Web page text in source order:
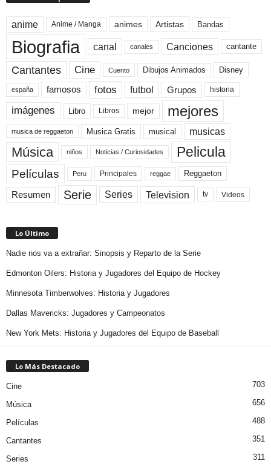
anime Anime / Manga animes Artistas Bandas
Biografia canal canales Canciones cantante
Cantantes Cine Cuento Dibujos Animados Disney
españa famosos fotos futbol Grupos historia
imágenes Libro Libros mejor mejores
musica de reggaeton Musica Gratis musical musicas
Música niños Noticias / Curiosidades Pelicula
Películas Peru Principales reggae Reggaeton
Resumen Serie Series Television tv Videos
Lo Último
Nadie nos va a extrañar: Sinopsis y Reparto de la Serie
Edmonton Oilers: Historia y Jugadores del Equipo de Hockey
Minnesota Timberwolves: Historia y Jugadores
Dallas Mavericks: Jugadores y Campeonatos
New York Mets: Historia y Jugadores del Equipo de Baseball
Lo Más Destacado
Cine 703
Música 656
Películas 488
Cantantes 351
Series 311